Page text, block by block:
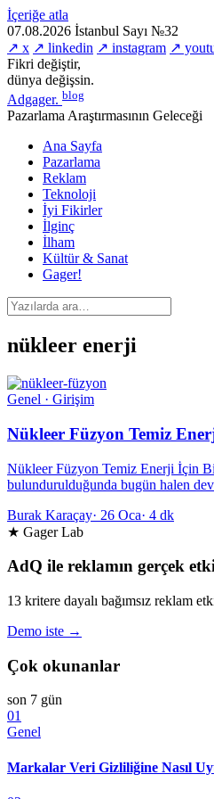
İçeriğe atla
07.08.2026 İstanbul Sayı №32
↗ x ↗ linkedin ↗ instagram ↗
Fikri değiştir,
dünya değişsin.
Adgager. blog
Pazarlama Araştırmasının Geleceği
Ana Sayfa
Pazarlama
Reklam
Teknoloji
İyi Fikirler
İlginç
İlham
Kültür & Sanat
Gager!
nükleer enerji
Genel · Girişim
Nükleer Füzyon Temiz
Nükleer Füzyon Temiz Enerji İçin
bulundurulduğunda bugün halen
Burak Karaçay· 26 Oca· 4 dk
★ Gager Lab
AdQ ile reklamın gerçek
13 kritere dayalı bağımsız reklam
Demo iste →
Çok okunanlar
son 7 gün
01
Genel
Markalar Veri Gizliliğine Nasıl